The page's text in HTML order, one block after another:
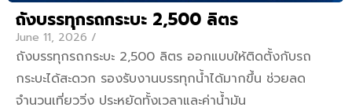
ถังบรรทุกรถกระบะ 2,500 ลิตร
June 11, 2026 /
ถังบรรทุกรถกระบะ 2,500 ลิตร ออกแบบให้ติดตั้งกับรถ
กระบะได้สะดวก รองรับงานบรรทุกน้ำได้มากขึ้น ช่วยลด
จำนวนเที่ยววิ่ง ประหยัดทั้งเวลาและค่าน้ำมัน